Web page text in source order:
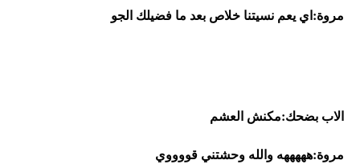
مروة:اي يعم نسيتنا خلاص بعد ما فضيلك الجو
الاب بضحك:مكنش العشم
مروة:هههههه والله وحشتني قووووي